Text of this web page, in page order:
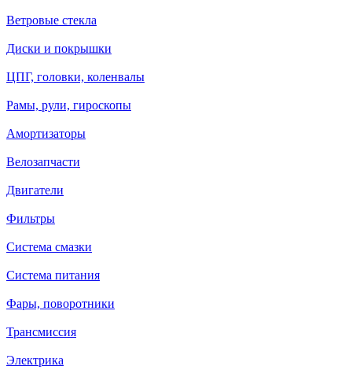
Ветровые стекла
Диски и покрышки
ЦПГ, головки, коленвалы
Рамы, рули, гироскопы
Амортизаторы
Велозапчасти
Двигатели
Фильтры
Система смазки
Система питания
Фары, поворотники
Трансмиссия
Электрика